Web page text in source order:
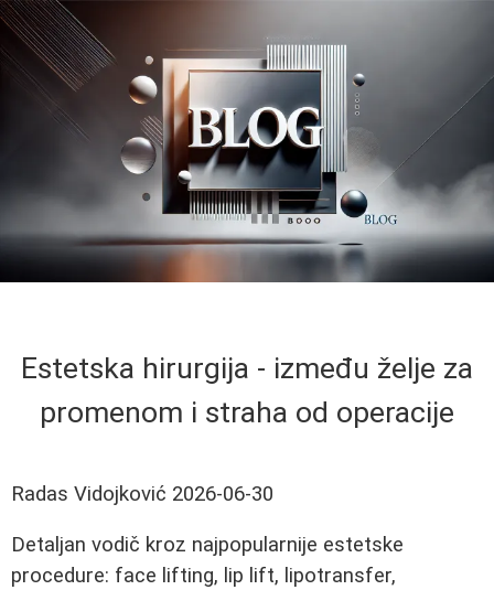
Estetska hirurgija - između želje za
promenom i straha od operacije
Radas Vidojković 2026-06-30
Detaljan vodič kroz najpopularnije estetske
procedure: face lifting, lip lift, lipotransfer,